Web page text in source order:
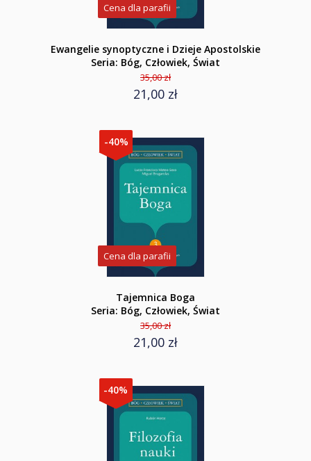
Cena dla parafii
Ewangelie synoptyczne i Dzieje Apostolskie
Seria: Bóg, Człowiek, Świat
35,00 zł
21,00 zł
-40%
Cena dla parafii
Tajemnica Boga
Seria: Bóg, Człowiek, Świat
35,00 zł
21,00 zł
-40%